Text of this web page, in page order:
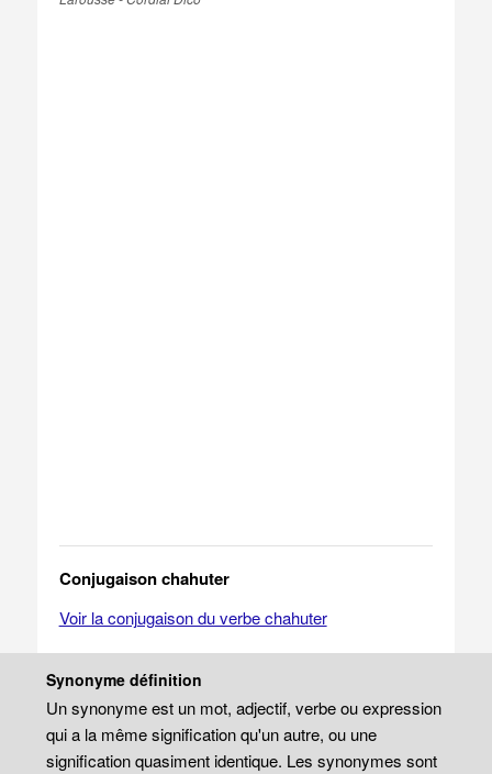
Conjugaison chahuter
Voir la conjugaison du verbe chahuter
Synonyme définition
Un synonyme est un mot, adjectif, verbe ou expression
qui a la même signification qu'un autre, ou une
signification quasiment identique. Les synonymes sont